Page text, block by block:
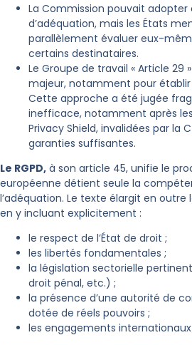
La Commission pouvait adopter
d’adéquation, mais les États
parallèlement évaluer eux-
certains destinataires.
Le Groupe de travail « Article
majeur, notamment pour établir
Cette approche a été jugée
inefficace, notamment après
Privacy Shield, invalidées par la
garanties suffisantes.
Le RGPD, à son article 45, unifie le
européenne détient seule la
l’adéquation. Le texte élargit en outre
en y incluant explicitement :
le respect de l’État de droit ;
les libertés fondamentales ;
la législation sectorielle
droit pénal, etc.) ;
la présence d’une autorité de
dotée de réels pouvoirs ;
les engagements